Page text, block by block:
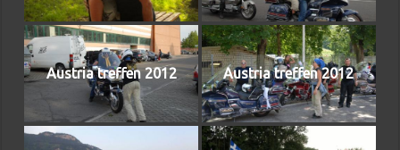
Austria treffen 2012 Austria treffen 2012